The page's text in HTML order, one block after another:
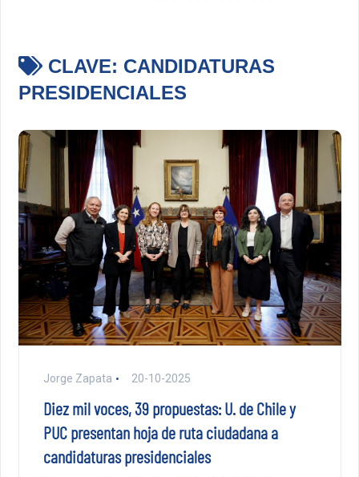
CLAVE: CANDIDATURAS
PRESIDENCIALES
Jorge Zapata 20-10-2025
Diez mil voces, 39 propuestas: U. de Chile y
PUC presentan hoja de ruta ciudadana a
candidaturas presidenciales